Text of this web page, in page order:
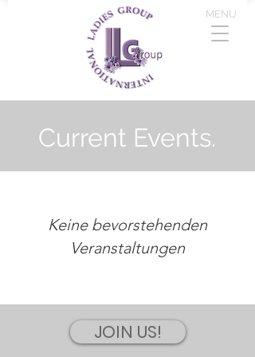
MENU
Current Events.
Keine bevorstehenden
Veranstaltungen
JOIN US!